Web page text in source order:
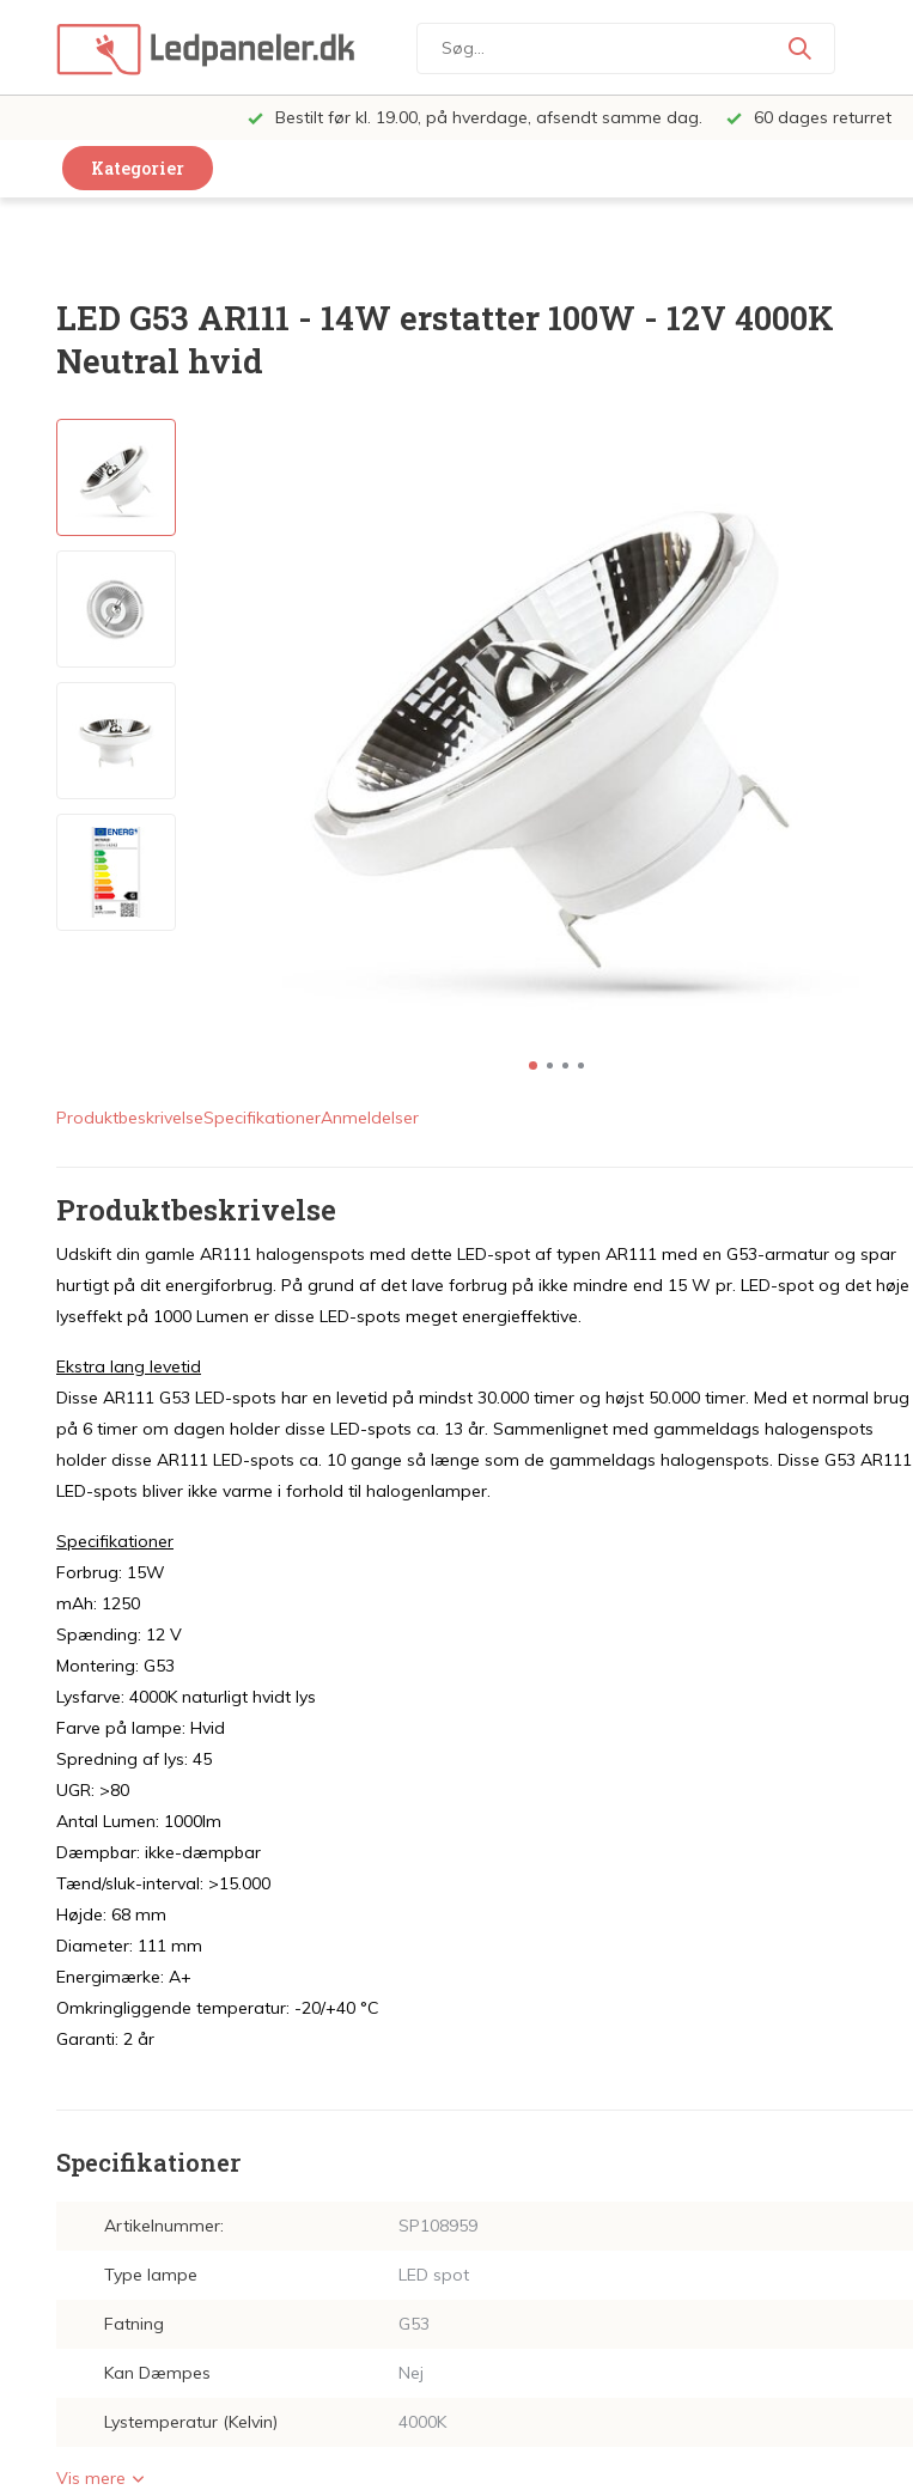
Bestilt før kl. 19.00, på hverdage, afsendt samme dag. 60 dages returret
Kategorier
LED Loft og Væglamper
LED Spots og lamper
LED Pærer
LED Armatur Komplet
LED Butiksbelysning
LED High Bay Industrilamper
LED Projektørlamper
LED Smart Belysning
LED-strips og LED Lysslanger
Installationsmateriale og tilbehør
Udsalgs produkter
LED G53 AR111 - 14W erstatter 100W - 12V 4000K
Neutral hvid
ProduktbeskrivelseSpecifikationerAnmeldelser
Produktbeskrivelse
Udskift din gamle AR111 halogenspots med dette LED-spot af typen AR111 med en G53-armatur og spar
hurtigt på dit energiforbrug. På grund af det lave forbrug på ikke mindre end 15 W pr. LED-spot og det høje
lyseffekt på 1000 Lumen er disse LED-spots meget energieffektive.
Ekstra lang levetid
Disse AR111 G53 LED-spots har en levetid på mindst 30.000 timer og højst 50.000 timer. Med et normal brug
på 6 timer om dagen holder disse LED-spots ca. 13 år. Sammenlignet med gammeldags halogenspots
holder disse AR111 LED-spots ca. 10 gange så længe som de gammeldags halogenspots. Disse G53 AR111
LED-spots bliver ikke varme i forhold til halogenlamper.
Specifikationer
Forbrug: 15W
mAh: 1250
Spænding: 12 V
Montering: G53
Lysfarve: 4000K naturligt hvidt lys
Farve på lampe: Hvid
Spredning af lys: 45
UGR: >80
Antal Lumen: 1000lm
Dæmpbar: ikke-dæmpbar
Tænd/sluk-interval: >15.000
Højde: 68 mm
Diameter: 111 mm
Energimærke: A+
Omkringliggende temperatur: -20/+40 °C
Garanti: 2 år
Specifikationer
Artikelnummer: SP108959
Type lampe LED spot
Fatning G53
Kan Dæmpes Nej
Lystemperatur (Kelvin) 4000K
Vis mere